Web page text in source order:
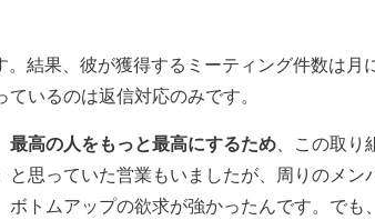
結果、彼が獲得するミーティング件数は
いるのは返信対応のみです。
高の人をもっと最高にするため、この取り
思っていた営業もいましたが、周りのメン
トムアップの欲求が強かったんです。でも